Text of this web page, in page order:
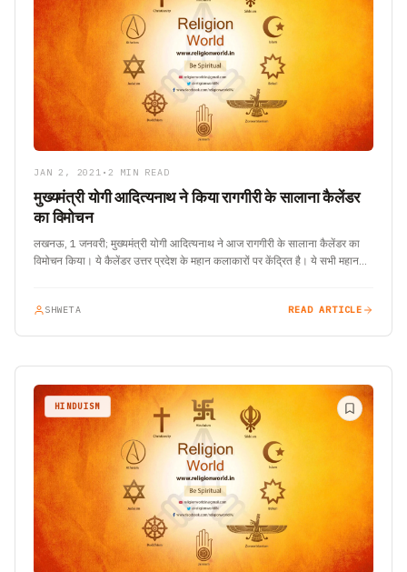
JAN 2, 2021 • 2 MIN READ
मुख्यमंत्री योगी आदित्यनाथ ने किया रागगीरी के सालाना कैलेंडर
का विमोचन
लखनऊ, 1 जनवरी; मुख्यमंत्री योगी आदित्यनाथ ने आज रागगीरी के सालाना कैलेंडर का
विमोचन किया। ये कैलेंडर उत्तर प्रदेश के महान कलाकारों पर केंद्रित है। ये सभी महान…
SHWETA READ ARTICLE
HINDUISM